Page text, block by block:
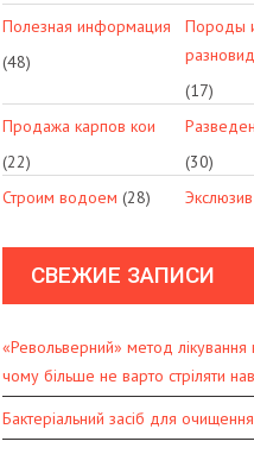
Полезная информация
(48)
Породы
(17)
Продажа карпов кои
(22)
(30)
Строим водоем (28) Экслюзив
СВЕЖИЕ ЗАПИСИ
«Револьверний» метод лікування
чому більше не варто стріляти
Бактеріальний засіб для